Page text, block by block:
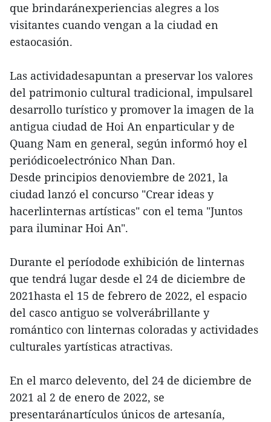
que brindaránexperiencias alegres a los
visitantes cuando vengan a la ciudad en
estaocasión.
Las actividadesapuntan a preservar los valores
del patrimonio cultural tradicional, impulsarel
desarrollo turístico y promover la imagen de la
antigua ciudad de Hoi An enparticular y de
Quang Nam en general, según informó hoy el
periódicoelectrónico Nhan Dan.
Desde principios denoviembre de 2021, la
ciudad lanzó el concurso "Crear ideas y
hacerlinternas artísticas" con el tema "Juntos
para iluminar Hoi An".
Durante el períodode exhibición de linternas
que tendrá lugar desde el 24 de diciembre de
2021hasta el 15 de febrero de 2022, el espacio
del casco antiguo se volverábrillante y
romántico con linternas coloradas y actividades
culturales yartísticas atractivas.
En el marco delevento, del 24 de diciembre de
2021 al 2 de enero de 2022, se
presentaránartículos únicos de artesanía,